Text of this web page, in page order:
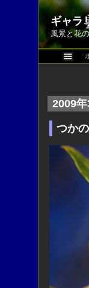
ギャラ
風景と花
2009
つか